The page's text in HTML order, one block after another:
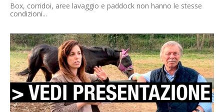
Box, corridoi, aree lavaggio e paddock non hanno le stesse
condizioni...